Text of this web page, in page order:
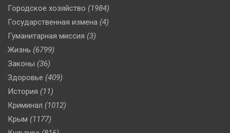
Городское хозяйство (1984)
Государственная измена (4)
Гуманитарная миссия (3)
Жизнь (6799)
Законы (36)
Здоровье (409)
История (11)
Криминал (1012)
Крым (1177)